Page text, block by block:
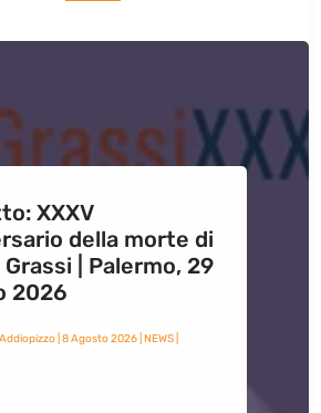
XXXV
della morte di
| Palermo, 29
2026
| 8 Agosto 2026| NEWS|